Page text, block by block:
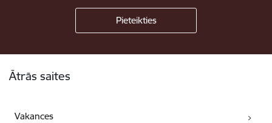
Ātrās saites
Vakances